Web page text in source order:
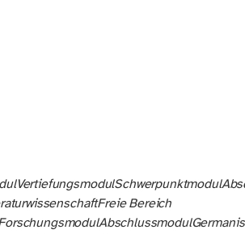
VertiefungsmodulSchwerpunktmodul
Freie Bereich
Abschlussmodul